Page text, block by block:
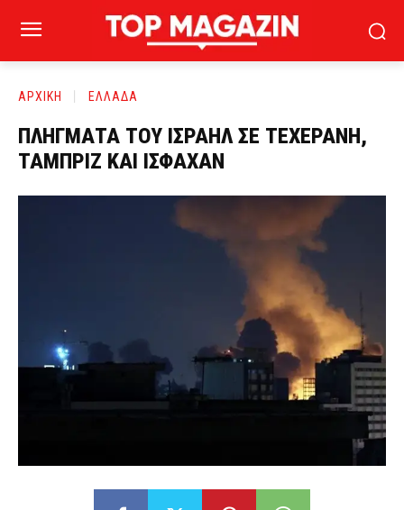
ΑΡΧΙΚΗ ΕΛΛΑΔΑ
ΠΛΗΓΜΑΤΑ ΤΟΥ ΙΣΡΑΗΛ ΣΕ ΤΕΧΕΡΑΝΗ,
ΤΑΜΠΡΙΖ ΚΑΙ ΙΣΦΑΧΑΝ